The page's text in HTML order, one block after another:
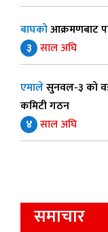
बाघकोआक्रमणबाट
३ साल अघि
एमालेसुनवल-३ को
कमिटी गठन
४ साल अघि
समाचार